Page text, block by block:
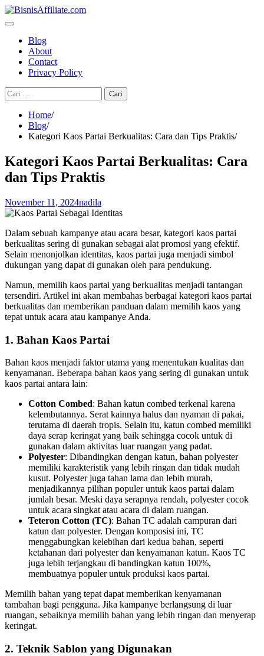
Skip
to
Blog
About
Contact
Privacy Policy
Cari
untuk:
Home
Blog
Kategori Kaos Partai Berkualitas: Cara dan Tips Praktis
Kategori Kaos Partai Berkualitas: Cara
dan Tips Praktis
November 11, 2024nadila
Dalam sebuah kampanye atau acara besar, kategori kaos partai
berkualitas sering di gunakan sebagai alat promosi yang efektif.
Selain menonjolkan identitas, kaos partai juga menjadi simbol
dukungan yang dapat di gunakan oleh para pendukung.
Namun, memilih kaos partai yang berkualitas menjadi tantangan
tersendiri. Artikel ini akan membahas berbagai kategori kaos partai
berkualitas dan memberikan panduan dalam memilih kaos yang
tepat untuk acara atau kampanye Anda.
1. Bahan Kaos Partai
Bahan kaos menjadi faktor utama yang menentukan kualitas dan
kenyamanan. Beberapa bahan kaos yang sering di gunakan untuk
kaos partai antara lain:
Cotton Combed: Bahan katun combed terkenal karena
kelembutannya. Serat kainnya halus dan nyaman di pakai,
terutama di daerah tropis. Selain itu, katun combed memiliki
daya serap keringat yang baik sehingga cocok untuk di
gunakan dalam aktivitas luar ruangan yang padat.
Polyester: Dibandingkan dengan katun, bahan polyester
memiliki karakteristik yang lebih ringan dan tidak mudah
kusut. Polyester juga tahan lama dan lebih murah,
menjadikannya pilihan populer untuk kaos partai dalam
jumlah besar. Meski daya serapnya rendah, polyester cocok
untuk acara singkat atau acara di dalam ruangan.
Teteron Cotton (TC): Bahan TC adalah campuran dari
katun dan polyester. Dengan komposisi ini, TC
menggabungkan kelebihan dari kedua bahan, seperti
ketahanan dari polyester dan kenyamanan katun. Kaos TC
juga lebih terjangkau di bandingkan katun 100%,
membuatnya populer untuk produksi kaos partai.
Memilih bahan yang tepat dapat memberikan kenyamanan
tambahan bagi pengguna. Jika kampanye berlangsung di luar
ruangan, sebaiknya memilih bahan yang lebih ringan dan menyerap
keringat.
2. Teknik Sablon yang Digunakan